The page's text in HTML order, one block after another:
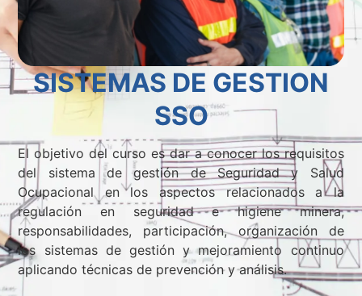
SISTEMAS DE GESTION
SSO
El objetivo del curso es dar a conocer los requisitos
del sistema de gestión de Seguridad y Salud
Ocupacional en los aspectos relacionados a la
regulación en seguridad e higiene minera,
responsabilidades, participación, organización de
los sistemas de gestión y mejoramiento continuo
aplicando técnicas de prevención y análisis.